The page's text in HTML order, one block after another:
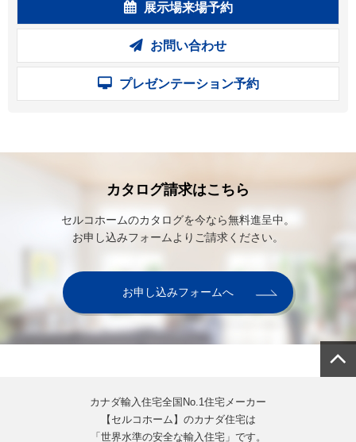
展示場来場予約
お問い合わせ
プレゼンテーション予約
カタログ請求はこちら
セルコホームのカタログを今なら無料進呈中。
お申し込みフォームよりご請求ください。
お申し込みフォームへ
カナダ輸入住宅全国No.1住宅メーカー
【セルコホーム】のカナダ住宅は
「世界水準の安全な輸入住宅」です。